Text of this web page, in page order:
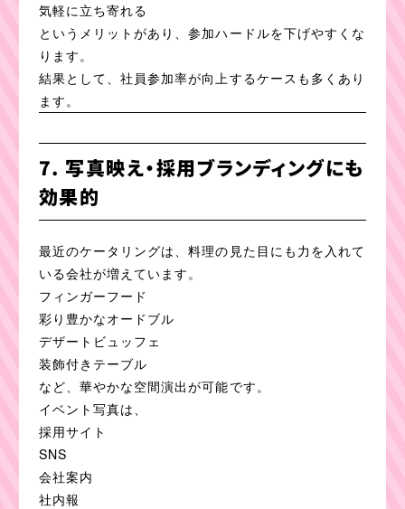
気軽に立ち寄れる
というメリットがあり、参加ハードルを下げやすくな
ります。
結果として、社員参加率が向上するケースも多くあり
ます。
7. 写真映え・採用ブランディングにも
効果的
最近のケータリングは、料理の見た目にも力を入れて
いる会社が増えています。
フィンガーフード
彩り豊かなオードブル
デザートビュッフェ
装飾付きテーブル
など、華やかな空間演出が可能です。
イベント写真は、
採用サイト
SNS
会社案内
社内報